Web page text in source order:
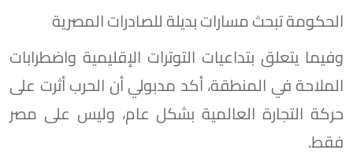
الحكومة تبحث مسارات بديلة للصادرات المصرية
وفيما يتعلق بتداعيات التوترات الإقليمية واضطرابات
الملاحة في المنطقة، أكد مدبولي أن الحرب أثرت على
حركة التجارة العالمية بشكل عام، وليس على مصر
فقط.